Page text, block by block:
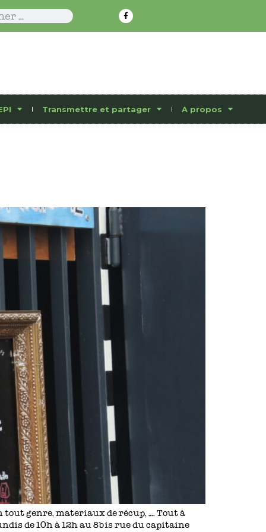
Transmettre et partager A propos
tout genre, materiaux de récup, …. Tout à
de 10h à 12h au 8bis rue du capitaine